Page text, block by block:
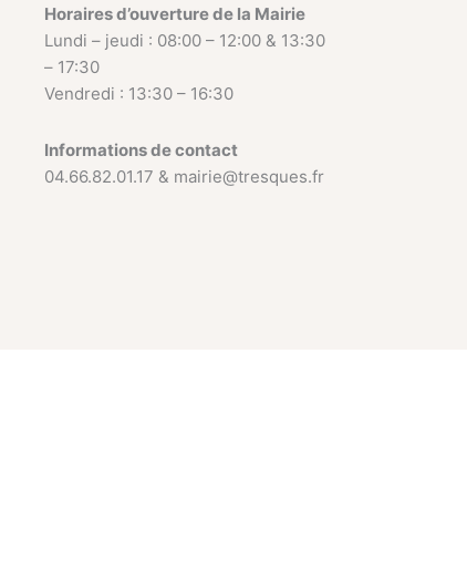
Horaires d’ouverture de la Mairie
Lundi – jeudi : 08:00 – 12:00 & 13:30
– 17:30
Vendredi : 13:30 – 16:30
Informations de contact
04.66.82.01.17 & mairie@tresques.fr